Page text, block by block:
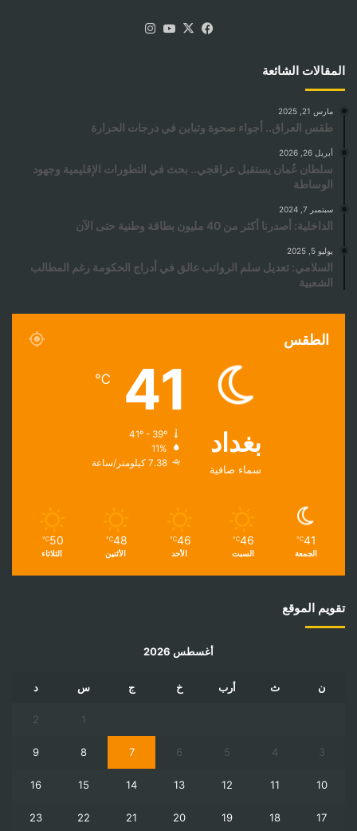
فيسبوك
‫X
‫YouTube
المقالات الشائعة
مارس 21, 2025
طقس العراق.. أجواء صحوة وتباين في درجات الحرارة
أبريل 26, 2026
سلطان عُمان يستقبل عراقجي.. بحث في التطورات الإقليمية وجهود
الوساطة
سبتمبر 7, 2024
️الداخلية: أصدرنا أكثر من 40 مليون بطاقة وطنية حتى الآن
يوليو 5, 2025
السلامي: تعديل سلم الرواتب عالق في أدراج الحكومة رغم المطالب
الشعبية
الطقس
بغداد
سماء صافية
41
℃
11%
7.38 كيلومتر/ساعة
41
℃
الجمعة
46
℃
السبت
46
℃
الأحد
48
℃
الأثنين
50
℃
الثلاثاء
تقويم الموقع
أغسطس 2026
ن ث أرب خ ج س د
1
2
3
4
5
6
7
8
9
10
11
12
13
14
15
16
17
18
19
20
21
22
23